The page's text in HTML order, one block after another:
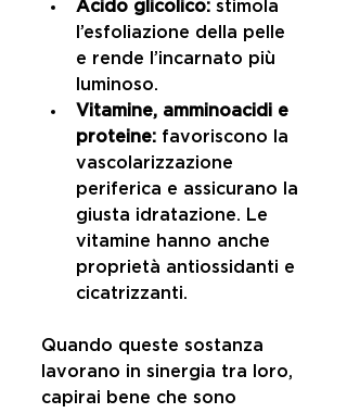
Acido glicolico: stimola
l’esfoliazione della pelle
e rende l’incarnato più
luminoso.
Vitamine, amminoacidi e
proteine: favoriscono la
vascolarizzazione
periferica e assicurano la
giusta idratazione. Le
vitamine hanno anche
proprietà antiossidanti e
cicatrizzanti.
Quando queste sostanza
lavorano in sinergia tra loro,
capirai bene che sono